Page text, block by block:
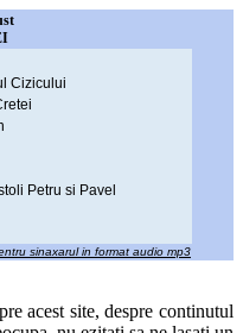
Cizicului
Petru si Pavel
sinaxarul in format audio mp3
acest site, despre continutul